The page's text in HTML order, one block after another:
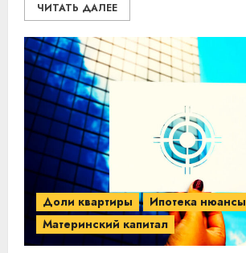
ЧИТАТЬ ДАЛЕЕ
Доли квартиры
Ипотека нюансы
Материнский капитал